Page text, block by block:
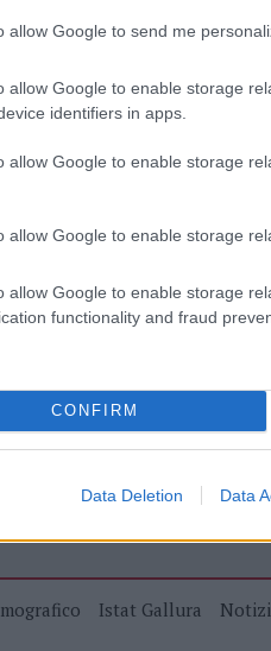
allow Google to send me
allow Google to enable storage
identifiers in apps.
allow Google to enable storage
allow Google to enable storage
allow Google to enable storage
functionality and fraud
CONFIRM
Data Deletion Data
marcata rispetto alla
i maschi, sia in
titolo terziario di I e II
tra donne e uomini a
punti) e quella
punti) e Sud Sardegna
nella sezioneLogin
dal
Istat Gallura